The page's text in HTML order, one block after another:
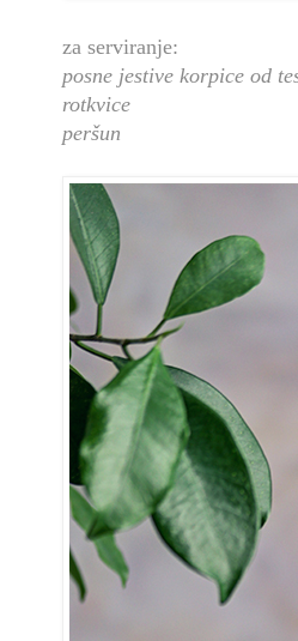
za serviranje:
posne jestive korpice od
rotkvice
peršun